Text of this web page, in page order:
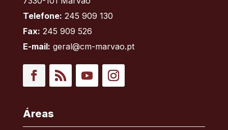
Telefone: 245 909 130
Fax: 245 909 526
E-mail: geral@cm-marvao.pt
Áreas